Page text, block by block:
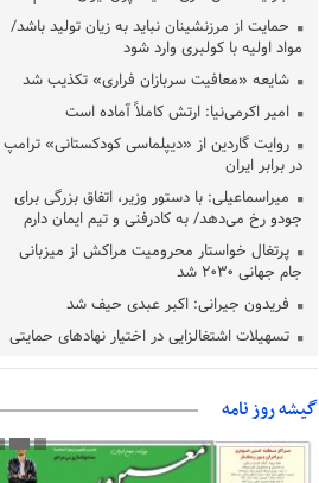
حمایت از مرزنشینان نباید به زیان تولید باشد/
مواد اولیه با کولبری وارد شود
شایعه «معافیت سربازان فراری» تکذیب شد
امیر اکرمی‌نیا: ارتش کاملاً آماده است
روایت گاردین از «دیپلماسی کودکستانی» ترامپ
در برابر ایران
میراسماعیلی: با دستور وزیر، اتفاق بزرگی برای
جودو رخ می‌دهد/ به کادرفنی و تیم ایمان دارم
پرتغال خواستار محرومیت مراکش از میزبانی
جام جهانی ۲۰۳۰ شد
فریدون جیرانی: اکبر عبدی حیف شد
تسهیلات اشتغالزایی در اختیار نهادهای حمایتی
فدراسیون فوتبال با حضور قلعه‌نویی مشخص شد
دفتر رهبر انقلاب: مطالب خارج از مراجع رسمی
فاقد سندیت است
گیشه روز نامه